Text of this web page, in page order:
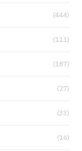
(444)
(111)
(187)
(27)
(33)
(16)